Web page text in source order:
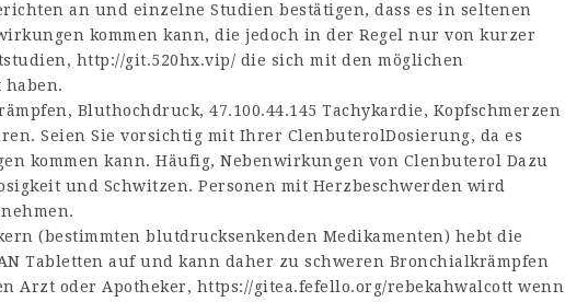
an und einzelne Studien bestätigen, dass es in seltenen
kommen kann, die jedoch in der Regel nur von kurzer
http://git.520hx.vip/ die sich mit den möglichen
haben.
Bluthochdruck, 47.100.44.145 Tachykardie, Kopfschmerzen
Seien Sie vorsichtig mit Ihrer ClenbuterolDosierung, da es
kommen kann. Häufig, Nebenwirkungen von Clenbuterol Dazu
und Schwitzen. Personen mit Herzbeschwerden wird
(bestimmten blutdrucksenkenden Medikamenten) hebt die
Tabletten auf und kann daher zu schweren Bronchialkrämpfen
Arzt oder Apotheker, https://gitea.fefello.org/rebekahwalcott wenn